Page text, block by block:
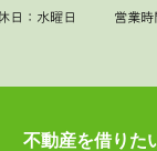
不動産を借りた